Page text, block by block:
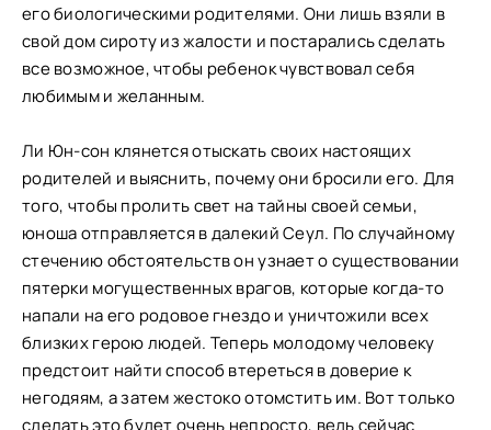
его биологическими родителями. Они лишь взяли в
свой дом сироту из жалости и постарались сделать
все возможное, чтобы ребенок чувствовал себя
любимым и желанным.
Ли Юн-сон клянется отыскать своих настоящих
родителей и выяснить, почему они бросили его. Для
того, чтобы пролить свет на тайны своей семьи,
юноша отправляется в далекий Сеул. По случайному
стечению обстоятельств он узнает о существовании
пятерки могущественных врагов, которые когда-то
напали на его родовое гнездо и уничтожили всех
близких герою людей. Теперь молодому человеку
предстоит найти способ втереться в доверие к
негодяям, а затем жестоко отомстить им. Вот только
сделать это будет очень непросто, ведь сейчас